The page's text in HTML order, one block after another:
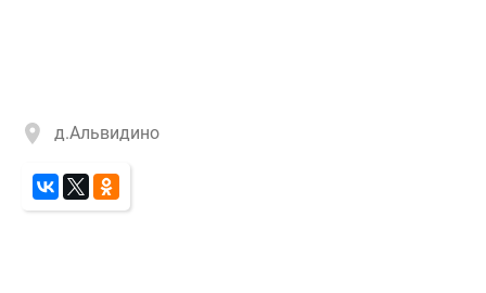
д.Альвидино